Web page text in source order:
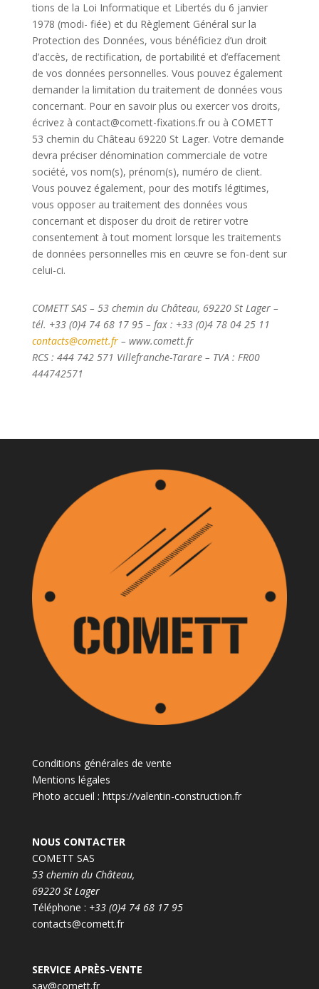
tions de la Loi Informatique et Libertés du 6 janvier
1978 (modi- fiée) et du Règlement Général sur la
Protection des Données, vous bénéficiez d’un droit
d’accès, de rectification, de portabilité et d’effacement
de vos données personnelles. Vous pouvez également
demander la limitation du traitement de données vous
concernant. Pour en savoir plus ou exercer vos droits,
écrivez à contact@comett-fixations.fr ou à COMETT
53 chemin du Château 69220 St Lager. Votre demande
devra préciser dénomination commerciale de votre
société, vos nom(s), prénom(s), numéro de client.
Vous pouvez également, pour des motifs légitimes,
vous opposer au traitement des données vous
concernant et disposer du droit de retirer votre
consentement à tout moment lorsque les traitements
de données personnelles mis en œuvre se fon-dent sur
celui-ci.
COMETT SAS – 53 chemin du Château, 69220 St Lager –
tél. +33 (0)4 74 68 17 95 – fax : +33 (0)4 78 04 25 11
contacts@comett.fr– www.comett.fr
RCS : 444 742 571 Villefranche-Tarare – TVA : FR00
444742571
Conditions générales de vente
Mentions légales
Photo accueil : https://valentin-construction.fr
NOUS CONTACTER
COMETT SAS
53 chemin du Château,
69220 St Lager
Téléphone : +33 (0)4 74 68 17 95
contacts@comett.fr
SERVICE APRÈS-VENTE
sav@comett.fr